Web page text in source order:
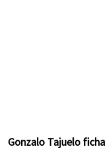
Gonzalo Tajuelo